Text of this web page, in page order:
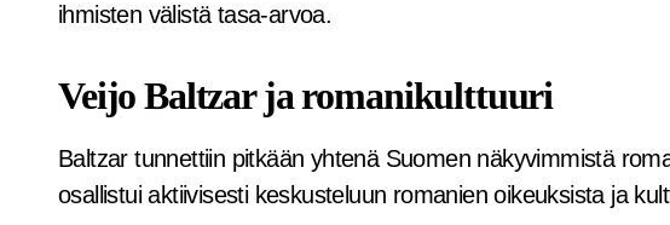
ihmisten välistä tasa-arvoa.
Veijo Baltzar ja romanikulttuuri
Baltzar tunnettiin pitkään yhtenä Suomen näkyvimmistä
osallistui aktiivisesti keskusteluun romanien oikeuksista ja